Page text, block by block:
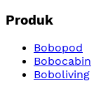
Produk
Bobopod
Bobocabin
Boboliving